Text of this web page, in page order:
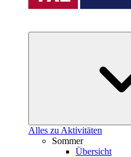
Alles zu Aktivitäten
Sommer
Übersicht